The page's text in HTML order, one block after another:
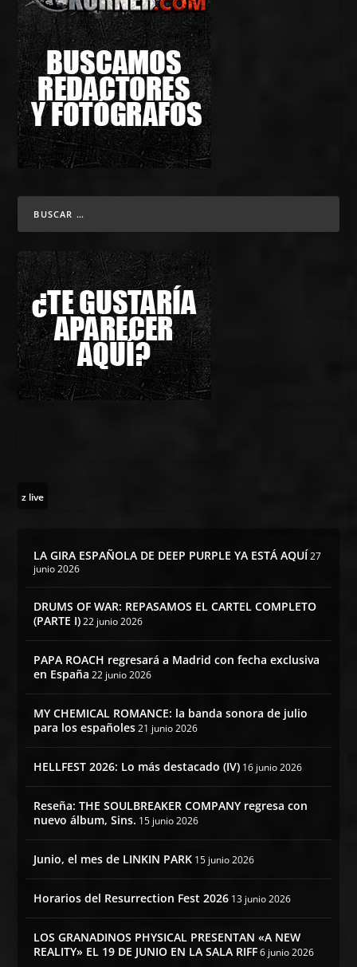
z live
LA GIRA ESPAÑOLA DE DEEP PURPLE YA ESTÁ AQUÍ27
junio 2026
DRUMS OF WAR: REPASAMOS EL CARTEL COMPLETO
(PARTE I) 22 junio 2026
PAPA ROACH regresará a Madrid con fecha exclusiva
en España 22 junio 2026
MY CHEMICAL ROMANCE: la banda sonora de julio
para los españoles 21 junio 2026
HELLFEST 2026: Lo más destacado (IV) 16 junio 2026
Reseña: THE SOULBREAKER COMPANY regresa con
nuevo álbum, Sins. 15 junio 2026
Junio, el mes de LINKIN PARK 15 junio 2026
Horarios del Resurrection Fest 2026 13 junio 2026
LOS GRANADINOS PHYSICAL PRESENTAN «A NEW
REALITY» EL 19 DE JUNIO EN LA SALA RIFF 6 junio 2026